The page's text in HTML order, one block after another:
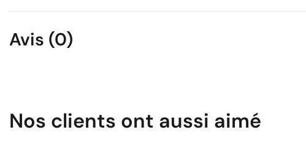
Avis (0)
Nos clients ont aussi aimé